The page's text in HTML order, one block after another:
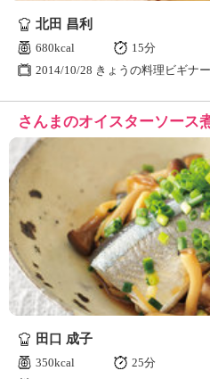
北田 昌利
680kcal
15分
2014/10/28 きょうの料理ビギナ
さんまのオイスターソース
田口 成子
350kcal
25分